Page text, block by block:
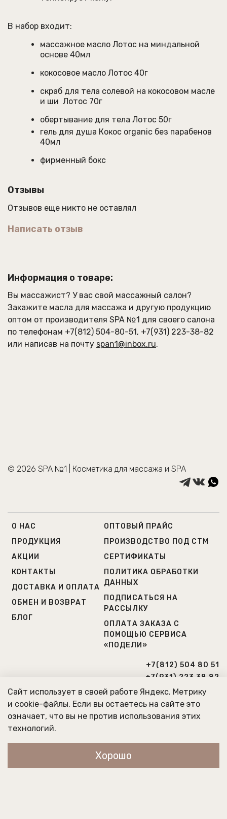
В набор входит:
массажное масло Лотос на миндальной
основе 40мл
кокосовое масло Лотос 40г
скраб для тела солевой на кокосовом масле
и ши Лотос 70г
обертывание для тела Лотос 50г
гель для душа Кокос organic без парабенов
40мл
фирменный бокс
Отзывы
Отзывов еще никто не оставлял
Написать отзыв
Информация о товаре:
Вы массажист? У вас свой массажный салон?
Закажите масла для массажа и другую продукцию
оптом от производителя SPA №1 для своего салона
по телефонам +7(812) 504-80-51 , +7(931) 223-38-82
или написав на почту span1@inbox.ru.
О НАС
ПРОДУКЦИЯ
АКЦИИ
КОНТАКТЫ
ДОСТАВКА И ОПЛАТА
ОБМЕН И ВОЗВРАТ
БЛОГ
ОПТОВЫЙ ПРАЙС
ПРОИЗВОДСТВО ПОД СТМ
СЕРТИФИКАТЫ
ПОЛИТИКА ОБРАБОТКИ
ДАННЫХ
ПОДПИСАТЬСЯ НА
РАССЫЛКУ
ОПЛАТА ЗАКАЗА С
ПОМОЩЬЮ СЕРВИСА
«ПОДЕЛИ»
+7(812) 504 80 51
+7(931) 223 38 82
Г. САНКТ-ПЕТЕРБУРГ
МЫ РАБОТАЕМ ПО БУДНЯМ
© 2026 SPA №1 | Косметика для массажа и SPA
Сайт использует в своей работе Яндекс. Метрику
и cookie-файлы. Если вы остаетесь на сайте это
означает, что вы не против использования этих
технологий.
Хорошо